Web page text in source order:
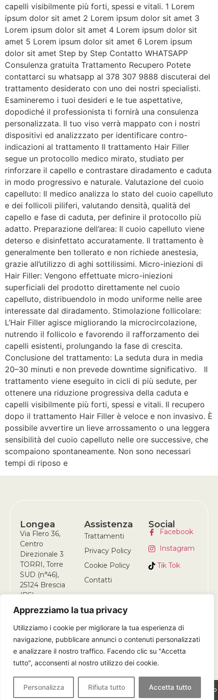
Apprezziamo la tua privacy
Utilizziamo i cookie per migliorare la tua esperienza di
navigazione, pubblicare annunci o contenuti personalizzati
e analizzare il nostro traffico. Facendo clic su "Accetta
tutto", acconsenti al nostro utilizzo dei cookie.
Personalizza Rifiuta tutto Accetta tutto
capelli visibilmente più forti, spessi e vitali. 1 Lorem
ipsum dolor sit amet 2 Lorem ipsum dolor sit amet 3
Lorem ipsum dolor sit amet 4 Lorem ipsum dolor sit
amet 5 Lorem ipsum dolor sit amet 6 Lorem ipsum
dolor sit amet Step by Step Contatto WHATSAPP
Consulenza gratuita Trattamento Recupero Potete
contattarci su whatsapp al 378 307 9888 discuterai del
trattamento desiderato con uno dei nostri specialisti.
Esamineremo i tuoi desideri e le tue aspettative,
dopodiché il professionista ti fornirà una consulenza
personalizzata. Il tuo viso verrà mappato con i nostri
dispositivi ed analizzzato per identificare contro-
indicazioni al trattamento Il trattamento Hair Filler
segue un protocollo medico mirato, studiato per
rinforzare il capello e contrastare diradamento e caduta
in modo progressivo e naturale. Valutazione del cuoio
capelluto: Il medico analizza lo stato del cuoio capelluto
e dei follicoli piliferi, valutando densità, qualità del
capello e fase di caduta, per definire il protocollo più
adatto. Preparazione dell’area: Il cuoio capelluto viene
deterso e disinfettato accuratamente. Il trattamento è
generalmente ben tollerato e non richiede anestesia,
grazie all’utilizzo di aghi sottilissimi. Micro-iniezioni di
Hair Filler: Vengono effettuate micro-iniezioni
superficiali del prodotto direttamente nel cuoio
capelluto, distribuendolo in modo uniforme nelle aree
interessate dal diradamento. Stimolazione follicolare:
L’Hair Filler agisce migliorando la microcircolazione,
nutrendo il follicolo e favorendo il rafforzamento dei
capelli esistenti, prolungando la fase di crescita.
Conclusione del trattamento: La seduta dura in media
20–30 minuti e non prevede downtime significativo. Il
trattamento viene eseguito in cicli di più sedute, per
ottenere una riduzione progressiva della caduta e
capelli visibilmente più forti, spessi e vitali. Il recupero
dopo il trattamento Hair Filler è veloce e non invasivo. È
possibile avvertire un lieve arrossamento o una leggera
sensibilità del cuoio capelluto nelle ore successive, che
scompaiono spontaneamente. Non sono necessari
tempi di riposo e
Longea
Via Flero 36,
Centro
Direzionale 3
TORRI, Torre
SUD (n°46),
25124 Brescia
(BS)
+39
5679
Assistenza
Trattamenti
Privacy Policy
Cookie Policy
Contatti
Social
Facebook
Instagram
Tik Tok
© 2026 Longea • P.IVA 14044930965 • Tutti i diritti riservati • Sviluppato